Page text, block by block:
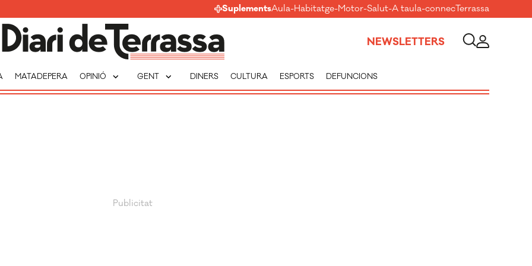
SuplementsAula-Habitatge-Motor-Salut-A taula-connecTerrassa
NEWSLETTERS
MATADEPERA OPINIÓ expand_more GENT expand_more DINERS CULTURA ESPORTS DEFUNCIONS